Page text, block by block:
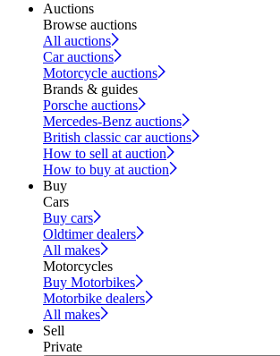
Auctions
Browse auctions
All auctions
Car auctions
Motorcycle auctions
Brands & guides
Porsche auctions
Mercedes-Benz auctions
British classic car auctions
How to sell at auction
How to buy at auction
Buy
Cars
Buy cars
Oldtimer dealers
All makes
Motorcycles
Buy Motorbikes
Motorbike dealers
All makes
Sell
Private